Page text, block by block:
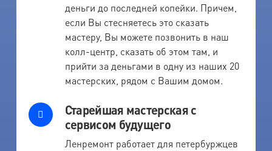
деньги до последней копейки. Причем,
если Вы стесняетесь это сказать
мастеру, Вы можете позвонить в наш
колл-центр, сказать об этом там, и
прийти за деньгами в одну из наших 20
мастерских, рядом с Вашим домом.
Старейшая мастерская с
сервисом будущего
Ленремонт работает для петербуржцев